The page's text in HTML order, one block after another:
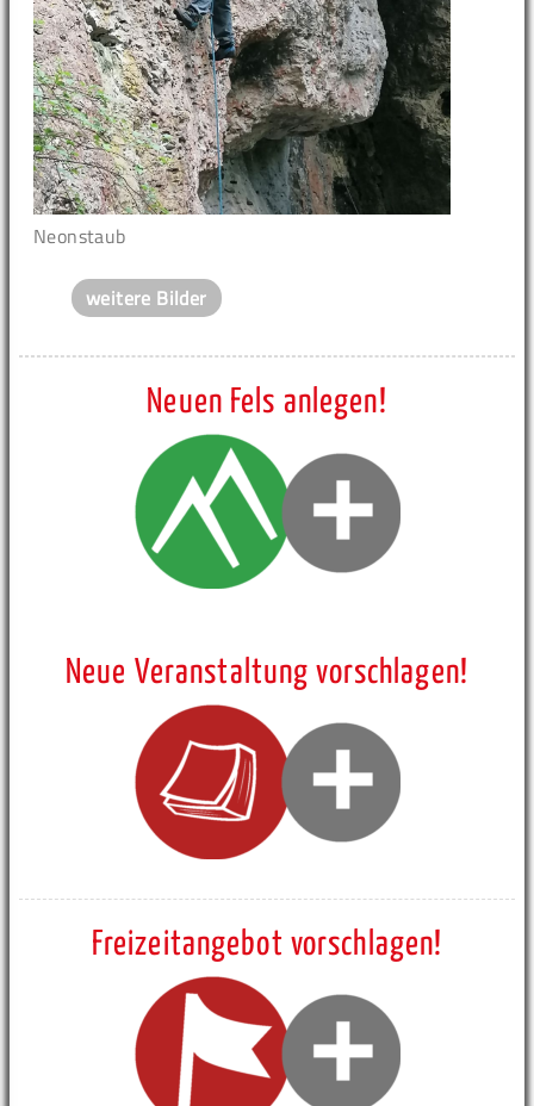
Neonstaub
weitere Bilder
Neuen Fels anlegen!
Neue Veranstaltung vorschlagen!
Freizeitangebot vorschlagen!